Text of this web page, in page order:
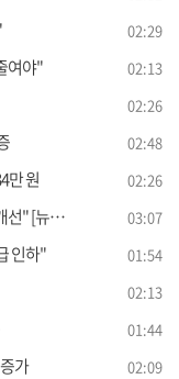
02:29
여야" 02:13
02:26
02:48
만 원 02:26
스의 맥] 03:07
인하" 01:54
02:13
01:44
가 02:09